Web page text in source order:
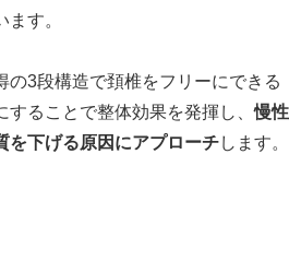
す。
の3段構造で頚椎をフリーにできる
することで整体効果を発揮し、慢性
を下げる原因にアプローチします。